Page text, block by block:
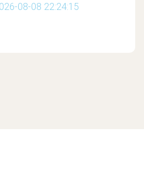
08-08 22:24:15